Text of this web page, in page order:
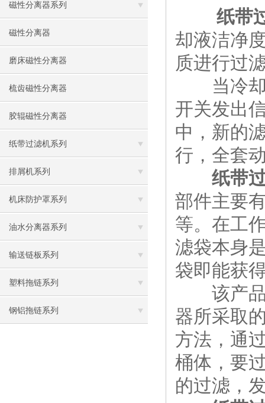
磁性分离器系列
磁性分离器
磨床磁性分离器
梳齿磁性分离器
胶辊磁性分离器
纸带过滤机系列
排屑机系列
机床防护罩系列
油水分离器系列
输送链板系列
塑料拖链系列
钢铝拖链系列
纸带
却液洁净
质进行过
当冷却
开关发出
中，新的
行，全套
纸带
部件主要
等。在工
滤袋本身
袋即能获
该产品
器所采取
方法，通
桶体，要
的过滤，